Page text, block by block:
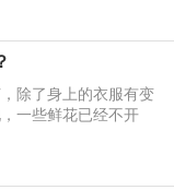
除了身上的衣服有变
一些鲜花已经不开